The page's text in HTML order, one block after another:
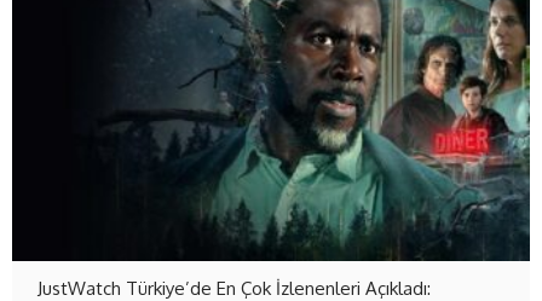
JustWatch Türkiye’de En Çok İzlenenleri Açıkladı: